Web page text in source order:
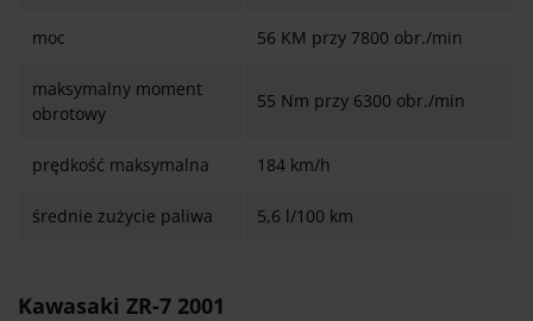
moc 56 KM przy 7800 obr./min
maksymalny moment
obrotowy
55 Nm przy 6300 obr./min
prędkość maksymalna 184 km/h
średnie zużycie paliwa 5,6 l/100 km
Kawasaki ZR-7 2001